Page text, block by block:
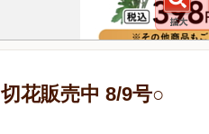
切花販売中 8/9号○